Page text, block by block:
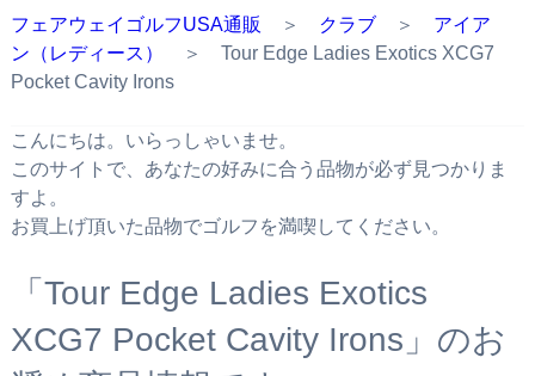
フェアウェイゴルフUSA通販 ＞ クラブ＞ アイア
ン（レディース）
＞ Tour Edge Ladies Exotics XCG7
Pocket Cavity Irons
こんにちは。いらっしゃいませ。
このサイトで、あなたの好みに合う品物が必ず見つかりま
すよ。
お買上げ頂いた品物でゴルフを満喫してください。
「Tour Edge Ladies Exotics
XCG7 Pocket Cavity Irons」のお